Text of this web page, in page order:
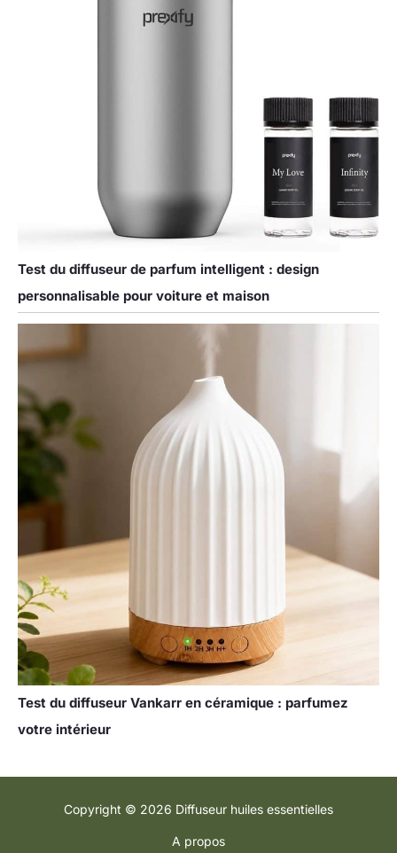
Test du diffuseur de parfum intelligent : design
personnalisable pour voiture et maison
Test du diffuseur Vankarr en céramique : parfumez
votre intérieur
Copyright © 2026 Diffuseur huiles essentielles
A propos